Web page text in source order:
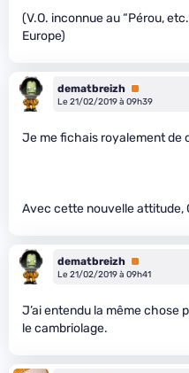
(V.O. inconnue au “Pérou,
Europe)
dematbreizh Premium
Le 21/02/2019 à 09h39
Je me fichais royalement de
Avec cette nouvelle attitude,
dematbreizh Premium
Le 21/02/2019 à 09h41
J’ai entendu la même chose
le cambriolage.